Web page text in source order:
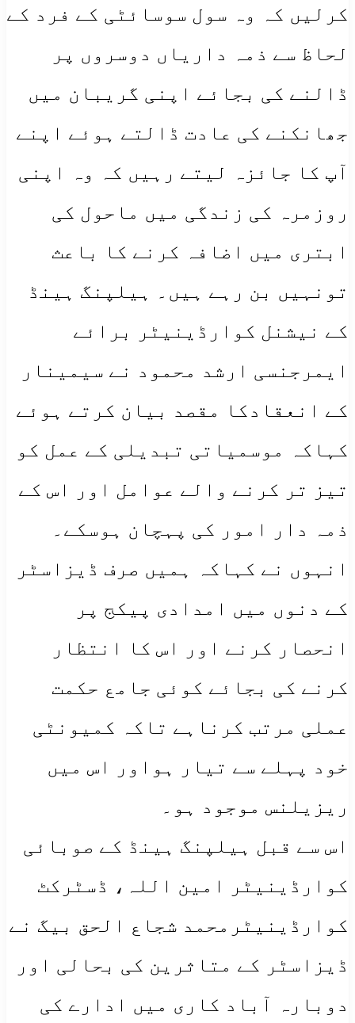
کرلیں کہ وہ سول سوسائٹی کے فرد کے
لحاظ سے ذمہ داریاں دوسروں پر
ڈالنے کی بجائے اپنی گریبان میں
جھانکنے کی عادت ڈالتے ہوئے اپنے
آپ کا جائزہ لیتے رہیں کہ وہ اپنی
روزمرہ کی زندگی میں ماحول کی
ابتری میں اضافہ کرنے کا باعث
تونہیں بن رہے ہیں۔ ہیلپنگ ہینڈ
کے نیشنل کوارڈینیٹر برائے
ایمرجنسی ارشد محمود نے سیمینار
کے انعقادکا مقصد بیان کرتے ہوئے
کہاکہ موسمیاتی تبدیلی کے عمل کو
تیز تر کرنے والے عوامل اور اس کے
ذمہ دار امور کی پہچان ہوسکے۔
انہوں نے کہاکہ ہمیں صرف ڈیزاسٹر
کے دنوں میں امدادی پیکج پر
انحصار کرنے اور اس کا انتظار
کرنے کی بجائے کوئی جامع حکمت
عملی مرتب کرناہے تاکہ کمیونٹی
خود پہلے سے تیار ہواور اس میں
ریزیلنس موجود ہو۔
اس سے قبل ہیلپنگ ہینڈ کے صوبائی
کوارڈینیٹر امین اللہ، ڈسٹرکٹ
کوارڈینیٹرمحمد شجاع الحق بیگ نے
ڈیزاسٹر کے متاثرین کی بحالی اور
دوبارہ آباد کاری میں ادارے کی